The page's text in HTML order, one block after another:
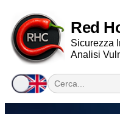
Red
Sicurezza
Analisi